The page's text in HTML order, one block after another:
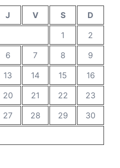
J V S
D
1
2
6 7 8
9
13 14 15
16
20 21 22
23
27 28 29
30